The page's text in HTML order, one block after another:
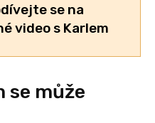
se na
video s Karlem
se může